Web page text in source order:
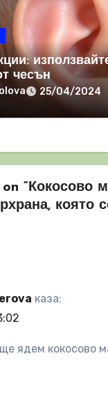
чесън
25/04/2024
“Кокосово
която
каза:
ядем кокосово